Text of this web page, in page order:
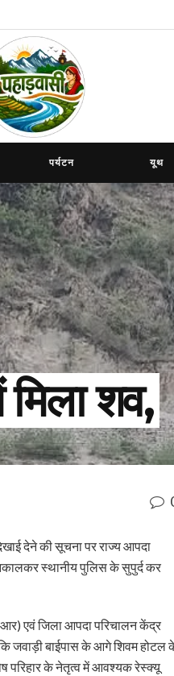
पर्यटन यूथ
मिला शव,
देने की सूचना पर राज्य आपदा
स्थानीय पुलिस के सुपुर्द कर
एवं जिला आपदा परिचालन केंद्र
जवाड़ी बाईपास के आगे शिवम होटल
परिहार के नेतृत्व में आवश्यक रेस्क्यू